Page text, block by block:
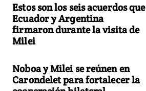
Estos son los seis acuerdos que
Ecuador y Argentina
firmaron durante la visita de
Milei
Noboa y Milei se reúnen en
Carondelet para fortalecer la